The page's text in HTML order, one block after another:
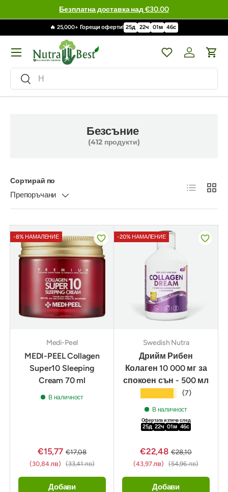
Безплатна доставка над €30.00
🔥 25,000+ Горещи оферти! 25д 22ч 01м 44с
Търсене
Търсене
WishlistВлизане /
Меню
Безсъние
(412 продукти)
Сортирай по
Препоръчани
Списък
-8% НАМАЛЕНИЕ
Medi-Peel
MEDI-PEEL Collagen
Super10 Sleeping
Cream 70 ml
В наличност
€15,77 €17,08
(30,84 лв) (33,41 лв)
Добави
-20% НАМАЛЕНИЕ
Swedish Nutra
Дрийм Рибен
Колаген 10 000 мг за
спокоен сън - 500 мл
(7)
В наличност
Офертата изтича след
25д 22ч 01м 44с
€22,48 €28,10
(43,97 лв) (54,96 лв)
Добави